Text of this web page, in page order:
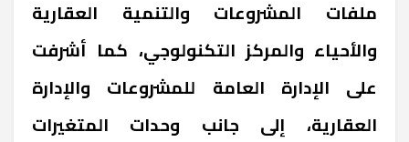
ملفات المشروعات والتنمية العقارية
والأحياء والمركز التكنولوجي، كما أشرفت
على الإدارة العامة للمشروعات والإدارة
العقارية، إلى جانب وحدات المتغيرات